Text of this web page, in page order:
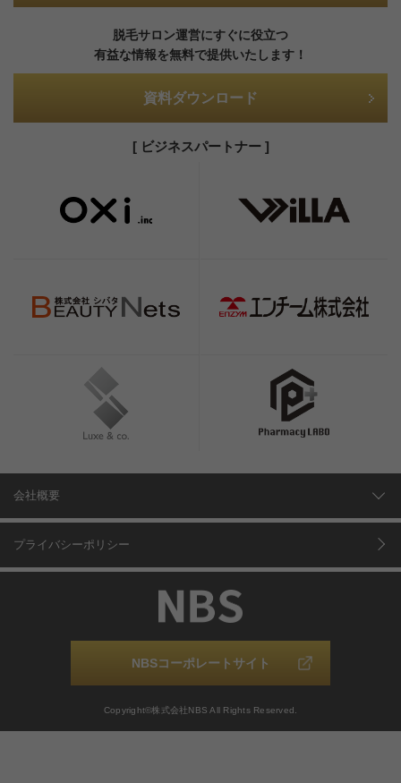
脱毛サロン運営にすぐに役立つ
有益な情報を無料で提供いたします！
資料ダウンロード
[ ビジネスパートナー ]
会社概要
プライバシーポリシー
NBSコーポレートサイト
Copyright©株式会社NBS All Rights Reserved.